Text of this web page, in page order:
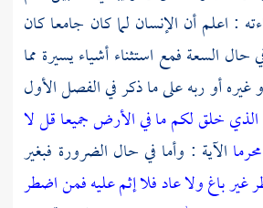
: اعلم أن الإنسان لما كان جامعا كان
السعة فمع استثناء أشياء يسيرة مما
أو ربه على ما ذكر في الفصل الأول
خلق لكم ما في الأرض جميعاقل لا
الآية : وأما في حال الضرورة فبغير
باغ ولا عاد فلا إثم عليهفمن اضطر